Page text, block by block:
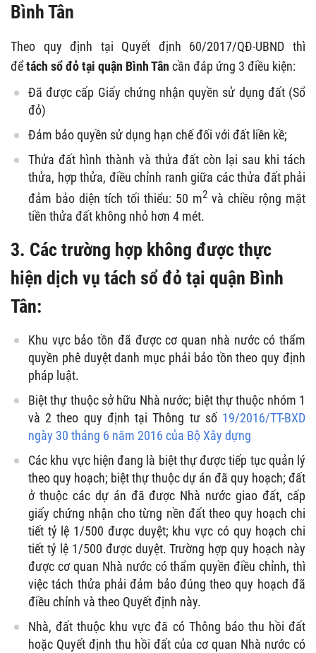
Bình Tân
Theo quy định tại Quyết định 60/2017/QĐ-UBND thì
đểtách sổ đỏ tại quận Bình Tân cần đáp ứng 3 điều kiện:
Đã được cấp Giấy chứng nhận quyền sử dụng đất (Sổ
đỏ)
Đảm bảo quyền sử dụng hạn chế đối với đất liền kề;
Thửa đất hình thành và thửa đất còn lại sau khi tách
thửa, hợp thửa, điều chỉnh ranh giữa các thửa đất phải
đảm bảo diện tích tối thiểu: 50 m2 và chiều rộng mặt
tiền thửa đất không nhỏ hơn 4 mét.
3. Các trường hợp không được thực
hiện dịch vụ tách sổ đỏ tại quận Bình
Tân:
Khu vực bảo tồn đã được cơ quan nhà nước có thẩm
quyền phê duyệt danh mục phải bảo tồn theo quy định
pháp luật.
Biệt thự thuộc sở hữu Nhà nước; biệt thự thuộc nhóm 1
và 2 theo quy định tại Thông tư số 19/2016/TT-BXD
ngày 30 tháng 6 năm 2016 của Bộ Xây dựng
Các khu vực hiện đang là biệt thự được tiếp tục quản lý
theo quy hoạch; biệt thự thuộc dự án đã quy hoạch; đất
ở thuộc các dự án đã được Nhà nước giao đất, cấp
giấy chứng nhận cho từng nền đất theo quy hoạch chi
tiết tỷ lệ 1/500 được duyệt; khu vực có quy hoạch chi
tiết tỷ lệ 1/500 được duyệt. Trường hợp quy hoạch này
được cơ quan Nhà nước có thẩm quyền điều chỉnh, thì
việc tách thửa phải đảm bảo đúng theo quy hoạch đã
điều chỉnh và theo Quyết định này.
Nhà, đất thuộc khu vực đã có Thông báo thu hồi đất
hoặc Quyết định thu hồi đất của cơ quan Nhà nước có